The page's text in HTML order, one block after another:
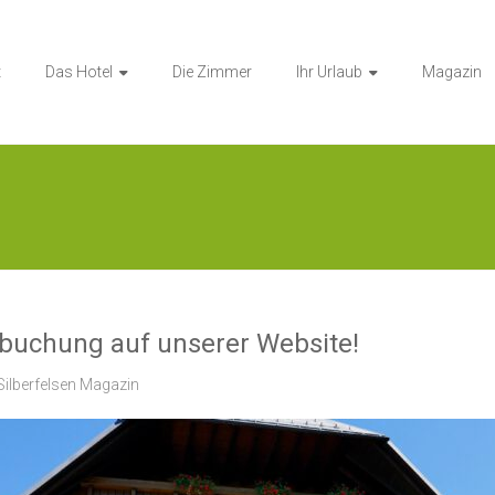
Das Hotel Die Zimmer Ihr Urlaub Magazin
auf unserer Website!
Magazin